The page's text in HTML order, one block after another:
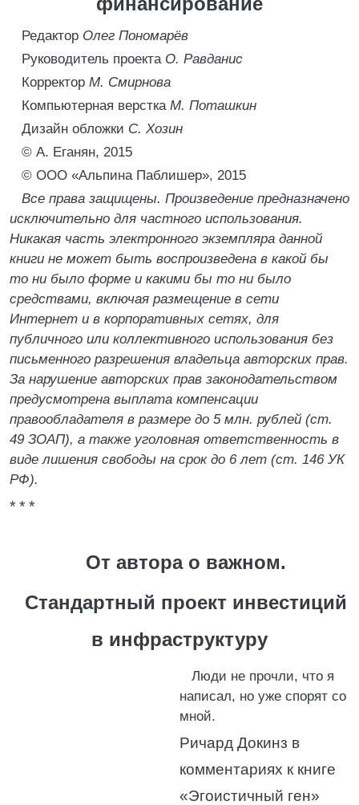
Редактор Олег Пономарёв
Руководитель проекта О. Равданис
Корректор М. Смирнова
Компьютерная верстка М. Поташкин
Дизайн обложки С. Хозин
© А. Еганян, 2015
© ООО «Альпина Паблишер», 2015
Все права защищены. Произведение предназначено
исключительно для частного использования.
Никакая часть электронного экземпляра данной
книги не может быть воспроизведена в какой бы
то ни было форме и какими бы то ни было
средствами, включая размещение в сети
Интернет и в корпоративных сетях, для
публичного или коллективного использования без
письменного разрешения владельца авторских прав.
За нарушение авторских прав законодательством
предусмотрена выплата компенсации
правообладателя в размере до 5 млн. рублей (ст.
49 ЗОАП), а также уголовная ответственность в
виде лишения свободы на срок до 6 лет (ст. 146 УК
РФ).
* * *
От автора о важном.
Стандартный проект инвестиций
в инфраструктуру
Люди не прочли, что я
написал, но уже спорят со
мной.
Ричард Докинз в
комментариях к книге
«Эгоистичный ген»